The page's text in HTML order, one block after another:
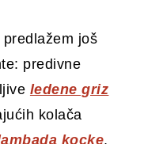
još
predivne
ledene griz
kolača
kocke,